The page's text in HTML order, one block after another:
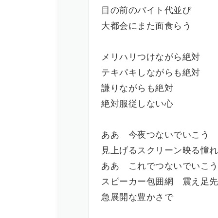
目の前のバイト代並び
大都会にまた面食らう
メリハリつけながら絶対
テキパキしながらも絶対
謙りながらも絶対
絶対服従しない心
ああ 今夜つないでいこう
見上げるスクリーン映る憧れ
ああ これでつないでいこう
スピーカー包囲網 震え足先
急展開な豊かさで